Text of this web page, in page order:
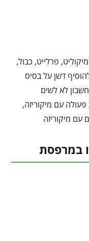
פרלייט, כבול,
דשן על בסיס
לא לשים
עם מיקוריזה,
עם מיקוריזה
במרפסת